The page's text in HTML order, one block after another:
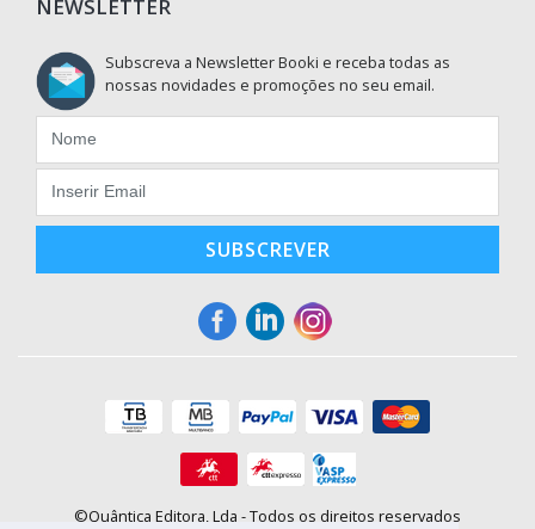
NEWSLETTER
Subscreva a Newsletter Booki e receba todas as
nossas novidades e promoções no seu email.
SUBSCREVER
©Quântica Editora, Lda - Todos os direitos reservados